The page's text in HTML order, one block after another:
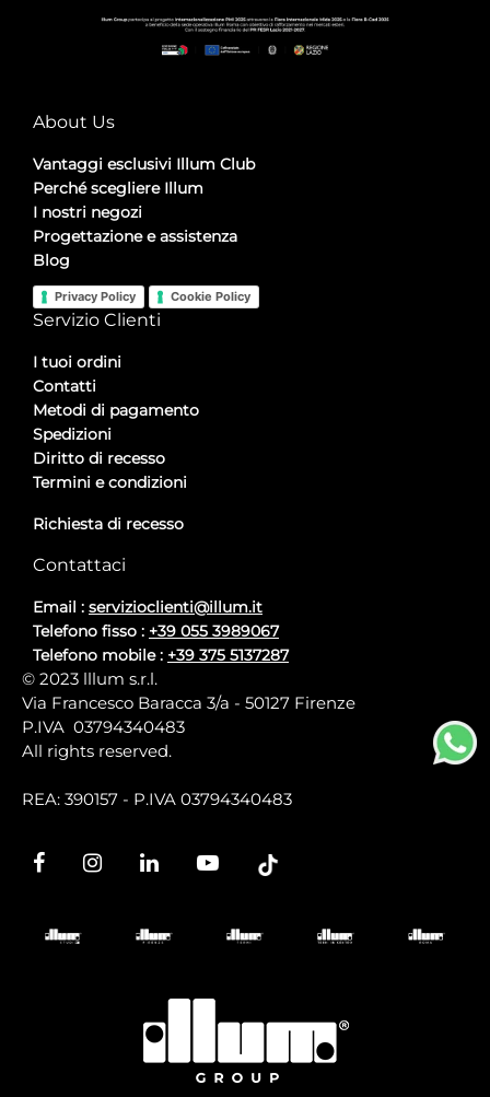
About Us
Vantaggi esclusivi Illum Club
Perché scegliere Illum
I nostri negozi
Progettazione e assistenza
Blog
Privacy Policy Cookie Policy
Servizio Clienti
I tuoi ordini
Contatti
Metodi di pagamento
Spedizioni
Diritto di recesso
Termini e condizioni
Richiesta di recesso
Contattaci
Email : servizioclienti@illum.it
Telefono fisso : +39 055 3989067
Telefono mobile : +39 375 5137287
© 2023 lllum s.r.l.
Via Francesco Baracca 3/a - 50127 Firenze
P.IVA 03794340483
All rights reserved.
REA: 390157 - P.IVA 03794340483